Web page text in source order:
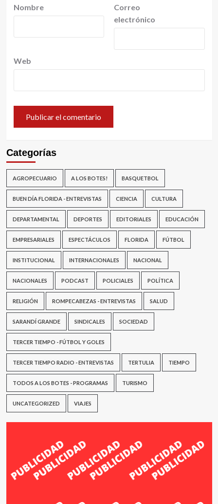
Nombre
Correo
electrónico
Web
Categorías
AGROPECUARIO A LOS BOTES! BASQUETBOL
BUEN DÍA FLORIDA - ENTREVISTAS CIENCIA CULTURA
DEPARTAMENTAL DEPORTES EDITORIALES EDUCACIÓN
EMPRESARIALES ESPECTÁCULOS FLORIDA FÚTBOL
INSTITUCIONAL INTERNACIONALES NACIONAL
NACIONALES PODCAST POLICIALES POLÍTICA
RELIGIÓN ROMPECABEZAS - ENTREVISTAS SALUD
SARANDÍ GRANDE SINDICALES SOCIEDAD
TERCER TIEMPO - FÚTBOL Y GOLES
TERCER TIEMPO RADIO - ENTREVISTAS TERTULIA TIEMPO
TODOS A LOS BOTES - PROGRAMAS TURISMO
UNCATEGORIZED VIAJES